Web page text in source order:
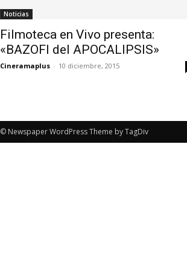
Noticias
Filmoteca en Vivo presenta:
«BAZOFI del APOCALIPSIS»
Cineramaplus - 10 diciembre, 2015
© Newspaper WordPress Theme by TagDiv